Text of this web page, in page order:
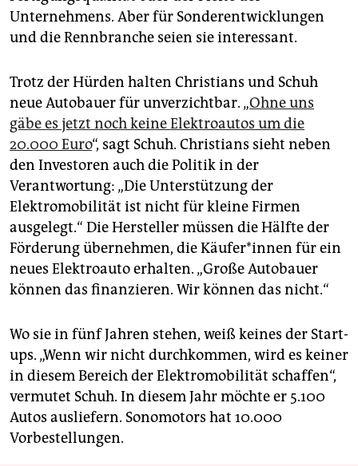
Unternehmens. Aber für Sonderentwicklungen
und die Rennbranche seien sie interessant.
Trotz der Hürden halten Christians und Schuh
neue Autobauer für unverzichtbar. „Ohne uns
gäbe es jetzt noch keine Elektroautos um die
20.000 Euro“, sagt Schuh. Christians sieht neben
den Investoren auch die Politik in der
Verantwortung: „Die Unterstützung der
Elektromobilität ist nicht für kleine Firmen
ausgelegt.“ Die Hersteller müssen die Hälfte der
Förderung übernehmen, die Käufer*innen für ein
neues Elektroauto erhalten. „Große Autobauer
können das finanzieren. Wir können das nicht.“
Wo sie in fünf Jahren stehen, weiß keines der Start-
ups. „Wenn wir nicht durchkommen, wird es keiner
in diesem Bereich der Elektromobilität schaffen“,
vermutet Schuh. In diesem Jahr möchte er 5.100
Autos ausliefern. Sonomotors hat 10.000
Vorbestellungen.